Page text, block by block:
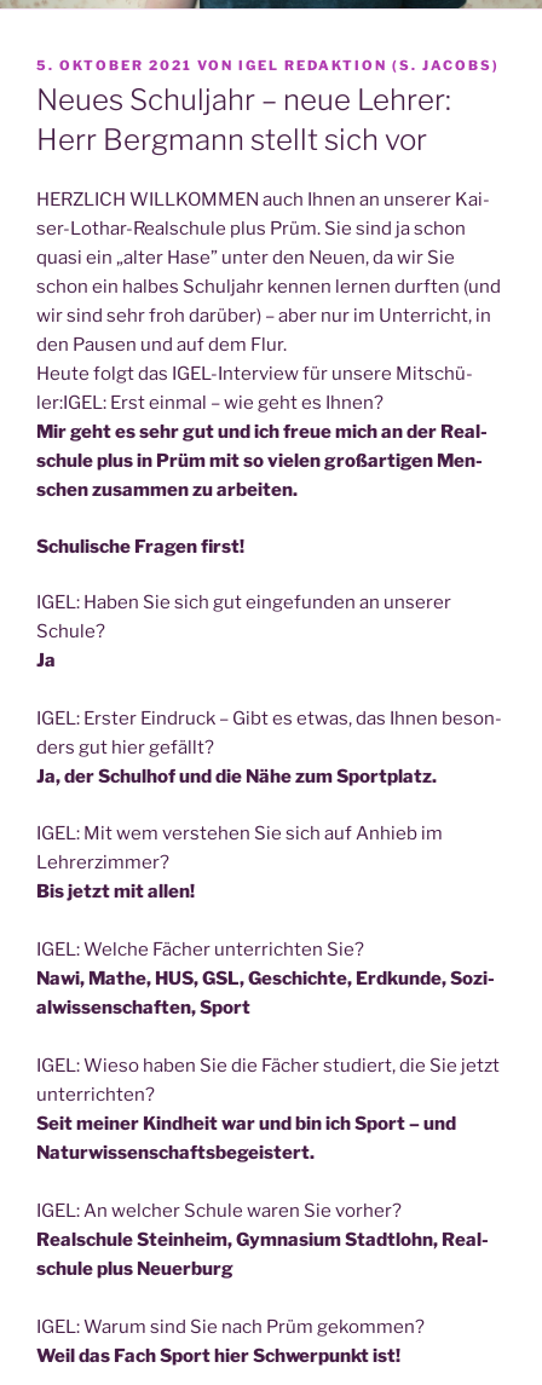
VERÖFFENTLICHT
AM
5. OKTOBER 2021 VON IGEL REDAKTION (S. JACOBS)
Neues Schuljahr – neue Lehrer:
Herr Bergmann stellt sich vor
HERZLICH WILLKOMMEN auch Ihnen an unse­rer Kai­
ser-Lothar-Real­schu­le plus Prüm. Sie sind ja schon
qua­si ein „alter Hase” unter den Neu­en, da wir Sie
schon ein hal­bes Schul­jahr ken­nen ler­nen durf­ten (und
wir sind sehr froh dar­über) – aber nur im Unter­richt, in
den Pau­sen und auf dem Flur.
Heu­te folgt das IGEL-Inter­view für unse­re Mit­schü­
ler:IGEL: Erst ein­mal – wie geht es Ihnen?
Mir geht es sehr gut und ich freue mich an der Real­
schu­le plus in Prüm mit so vie­len groß­ar­ti­gen Men­
schen zusam­men zu arbeiten.
Schu­li­sche Fra­gen first!
IGEL: Haben Sie sich gut ein­ge­fun­den an unse­rer
Schule?
Ja
IGEL: Ers­ter Ein­druck – Gibt es etwas, das Ihnen beson­
ders gut hier gefällt?
Ja, der Schul­hof und die Nähe zum Sportplatz.
IGEL: Mit wem ver­ste­hen Sie sich auf Anhieb im
Lehrerzimmer?
Bis jetzt mit allen!
IGEL: Wel­che Fächer unter­rich­ten Sie?
Nawi, Mathe, HUS, GSL, Geschich­te, Erd­kun­de, Sozi­
al­wis­sen­schaf­ten, Sport
IGEL: Wie­so haben Sie die Fächer stu­diert, die Sie jetzt
unterrichten?
Seit mei­ner Kind­heit war und bin ich Sport – und
Naturwissenschaftsbegeistert.
IGEL: An wel­cher Schu­le waren Sie vorher?
Real­schu­le Stein­heim, Gym­na­si­um Stadt­lohn, Real­
schu­le plus Neuerburg
IGEL: War­um sind Sie nach Prüm gekommen?
Weil das Fach Sport hier Schwer­punkt ist!